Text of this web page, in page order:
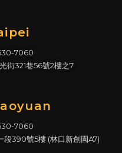
7060
街321巷56號2樓之7
7060
390號5樓 (林口新創園A7)